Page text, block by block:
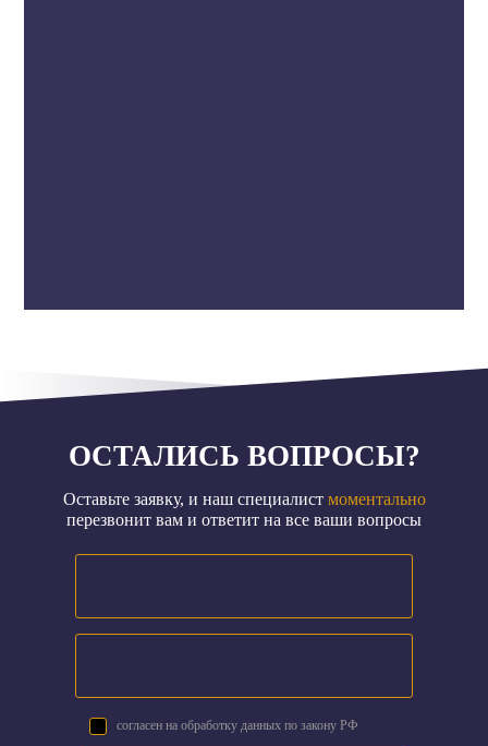
ОСТАЛИСЬ ВОПРОСЫ?
Оставьте заявку, и наш специалист моментально
перезвонит вам и ответит на все ваши вопросы
согласен на обработку данных по закону РФ